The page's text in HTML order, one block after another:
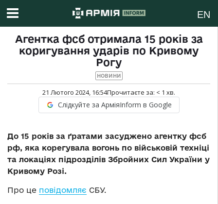
EN
Агентка фсб отримала 15 років за
коригування ударів по Кривому
Рогу
НОВИНИ
21 Лютого 2024, 16:54Прочитаєте за: < 1 хв.
Слідкуйте за АрміяInform в Google
До 15 років за ґратами засуджено агентку фсб
рф, яка корегувала вогонь по військовій техніці
та локаціях підрозділів Збройних Сил України у
Кривому Розі.
Про це повідомляє СБУ.